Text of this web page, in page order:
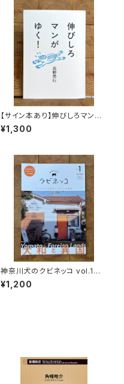
【サイン本あり】伸びしろマンが
ゆく！
¥1,300
神奈川犬のクビネッコ vol.1
特集：大和と異国
¥1,200